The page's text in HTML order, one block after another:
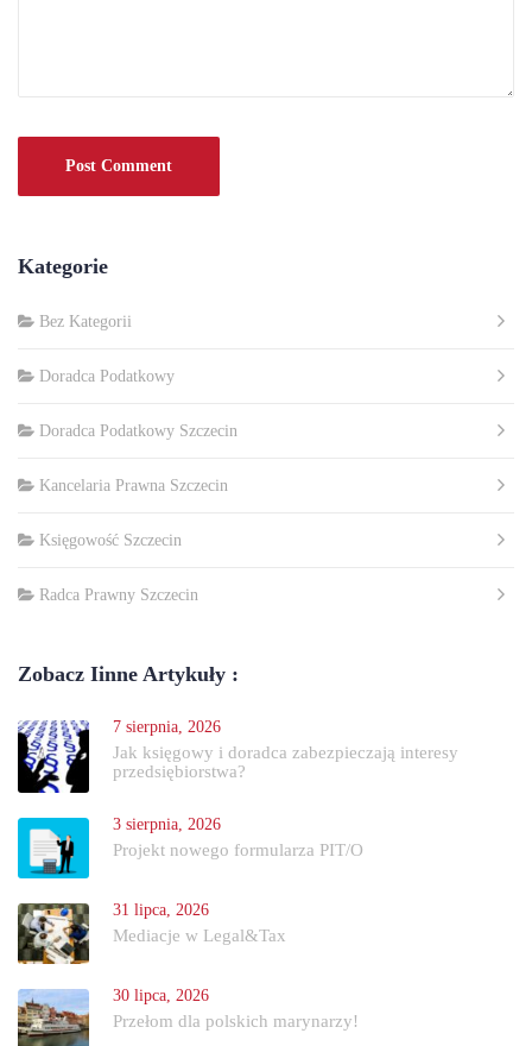
Kategorie
Bez Kategorii
Doradca Podatkowy
Doradca Podatkowy Szczecin
Kancelaria Prawna Szczecin
Księgowość Szczecin
Radca Prawny Szczecin
Zobacz Iinne Artykuły :
7 sierpnia, 2026
Jak księgowy i doradca zabezpieczają interesy
przedsiębiorstwa?
3 sierpnia, 2026
Projekt nowego formularza PIT/O
31 lipca, 2026
Mediacje w Legal&Tax
30 lipca, 2026
Przełom dla polskich marynarzy!